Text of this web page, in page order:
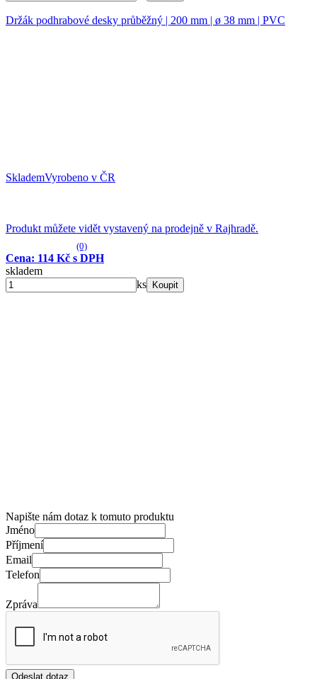
Držák podhrabové desky průběžný | 200 mm | ø 38 mm | PVC
SklademVyrobeno v ČR
Produkt můžete vidět vystavený na prodejně v Rajhradě.
(0)
Cena: 114 Kč s DPH
skladem
ks
Koupit
Napište nám dotaz k tomuto produktu
Jméno
Příjmení
Email
Telefon
Zpráva
Odeslat dotaz